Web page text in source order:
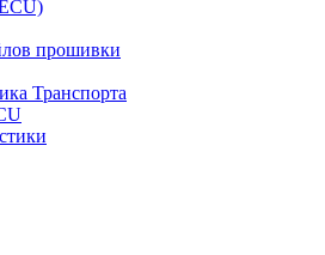
прошивки
Транспорта